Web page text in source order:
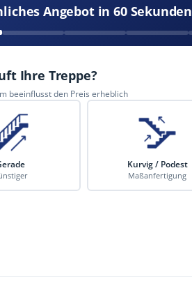
Angebot in 60 Sekunden
Ihre Treppe?
beeinflusst den Preis erheblich
Kurvig / Podest
Maßanfertigung